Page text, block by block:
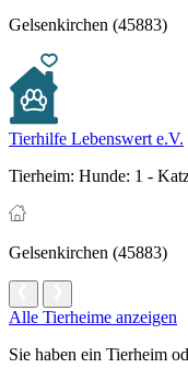
Gelsenkirchen (45883)
Tierhilfe Lebenswert e.V.
Tierheim: Hunde: 1 -
Gelsenkirchen (45883)
Alle Tierheime anzeigen
Sie haben ein Tierheim